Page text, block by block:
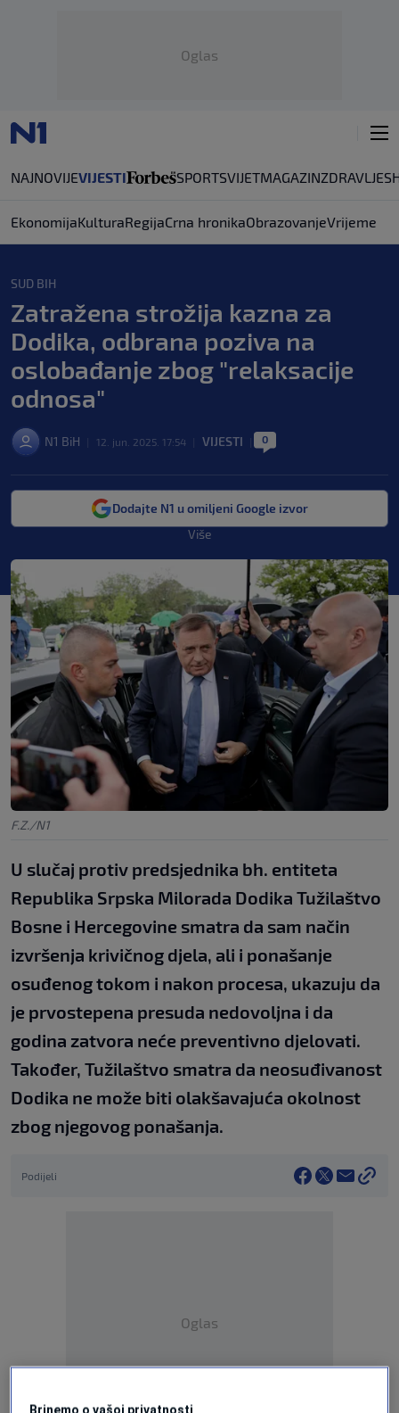
Oglas
NAJNOVIJEVIJESTI SPORTSVIJETMAGAZINZDRAVLJE
EkonomijaKulturaRegijaCrna hronikaObrazovanjeVrijeme
SUD BIH
Zatražena strožija kazna za
Dodika, odbrana poziva na
oslobađanje zbog "relaksacije
odnosa"
N1 BiH 12. jun. 2025. 17:54 VIJESTI 0
Dodajte N1 u omiljeni Google izvor
Više
F.Z./N1
U slučaj protiv predsjednika bh. entiteta
Republika Srpska Milorada Dodika Tužilaštvo
Bosne i Hercegovine smatra da sam način
izvršenja krivičnog djela, ali i ponašanje
osuđenog tokom i nakon procesa, ukazuju da
je prvostepena presuda nedovoljna i da
godina zatvora neće preventivno djelovati.
Također, Tužilaštvo smatra da neosuđivanost
Dodika ne može biti olakšavajuća okolnost
zbog njegovog ponašanja.
Podijeli
Oglas
Brinemo o vašoj privatnosti